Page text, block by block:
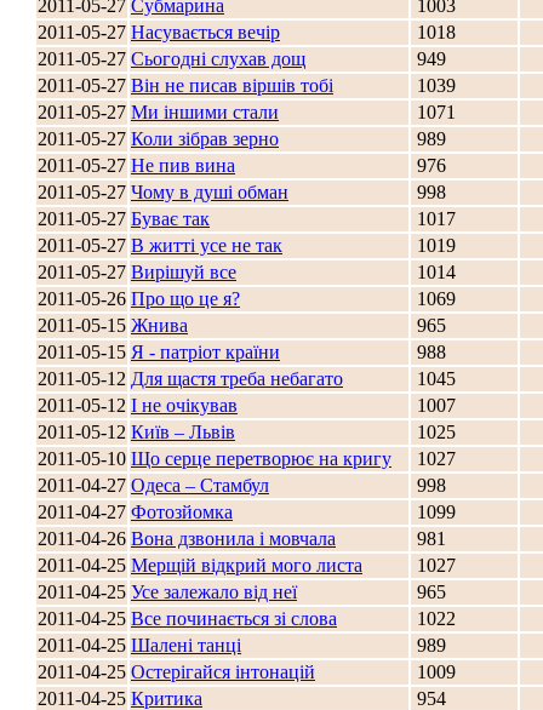
Стамбул 2010
Стамбул 2010
Стамбул 2010
2011-05-27 Субмарина
1003
2011-05-27 Насувається вечір
1018
2011-05-27 Сьогодні слухав дощ
949
2011-05-27 Він не писав віршів тобі
1039
2011-05-27 Ми іншими стали
1071
2011-05-27 Коли зібрав зерно
989
2011-05-27 Не пив вина
976
2011-05-27 Чому в душі обман
998
2011-05-27 Буває так
1017
2011-05-27 В житті усе не так
1019
2011-05-27 Вирішуй все
1014
2011-05-26 Про що це я?
1069
2011-05-15 Жнива
965
2011-05-15 Я - патріот країни
988
2011-05-12 Для щастя треба небагато
1045
2011-05-12 І не очікував
1007
2011-05-12 Київ – Львів
1025
2011-05-10 Що серце перетворює на кригу
1027
2011-04-27 Одеса – Стамбул
998
2011-04-27 Фотозйомка
1099
2011-04-26 Вона дзвонила і мовчала
981
2011-04-25 Мерщій відкрий мого листа
1027
2011-04-25 Усе залежало від неї
965
2011-04-25 Все починається зі слова
1022
2011-04-25 Шалені танці
989
2011-04-25 Остерігайся інтонацій
1009
2011-04-25 Критика
954